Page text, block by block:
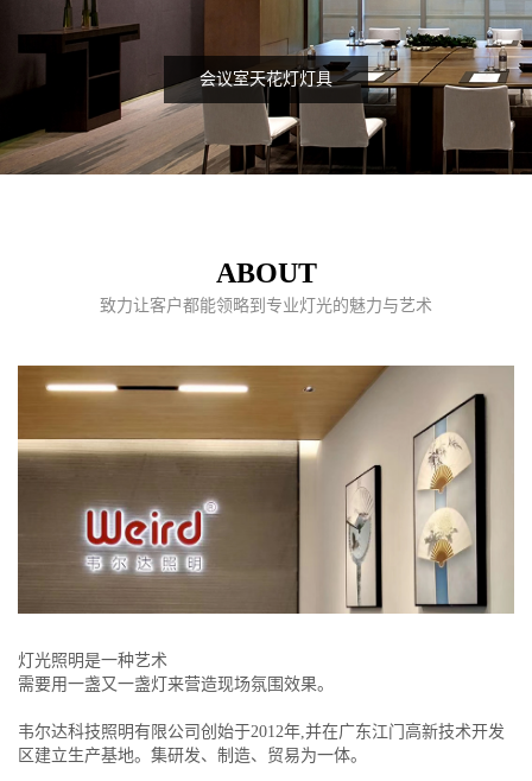
会议室天花灯灯具
ABOUT
致力让客户都能领略到专业灯光的魅力与艺术
灯光照明是一种艺术
需要用一盏又一盏灯来营造现场氛围效果。
韦尔达科技照明有限公司创始于2012年,并在广东江门高新技术开发
区建立生产基地。集研发、制造、贸易为一体。